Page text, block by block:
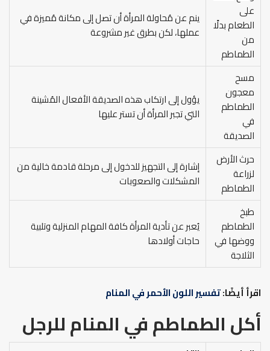
على
الطعام بدلًا
من
الطماطم
ينم عن مُحاولة المرأة أن تصل إلى مكانة مُميزة في
عملها، لكن بطرق غير مشروعة
مسح
معجون
الطماطم
في
الصديقة
يؤول إلى ارتكاب هذه الصديقة الأفعال المُشينة
التي تجبر المرأة أن تستر عليها
حرث الأرض
لزراعة
الطماطم
إشارة إلى التجهيز للدخول إلى مرحلة قادمة خالية من
المشكلات والصعوبات
طبخ
الطماطم
ووضها في
الثلاجة
يُعبر عن تأدية المرأة كافة المهام المنزلية وتلبية
حاجات أولادها
اقرأ أيضًا:تفسير اللون الأحمر في المنام
أكل الطماطم في المنامللرجل